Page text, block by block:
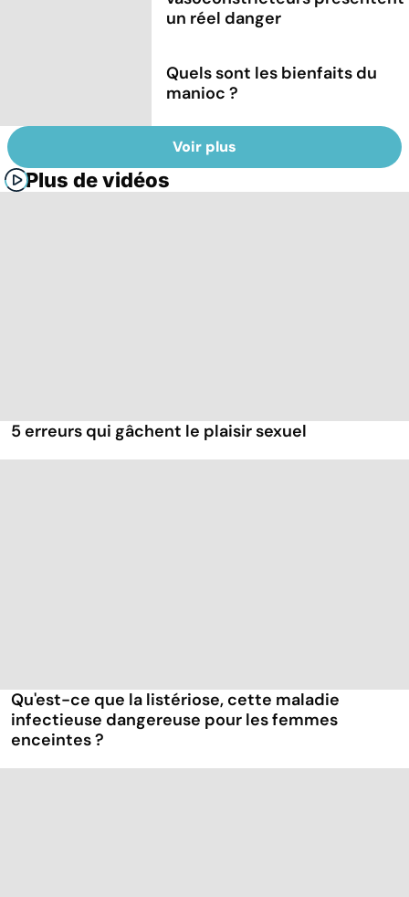
un réel danger
Quels sont les bienfaits du
manioc ?
Voir plus
Plus de vidéos
5 erreurs qui gâchent le plaisir sexuel
Qu'est-ce que la listériose, cette maladie
infectieuse dangereuse pour les femmes
enceintes ?